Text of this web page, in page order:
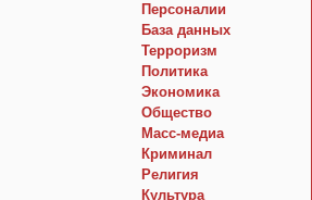
Персоналии
База данных
Терроризм
Политика
Экономика
Общество
Macc-медиа
Криминал
Религия
Культура